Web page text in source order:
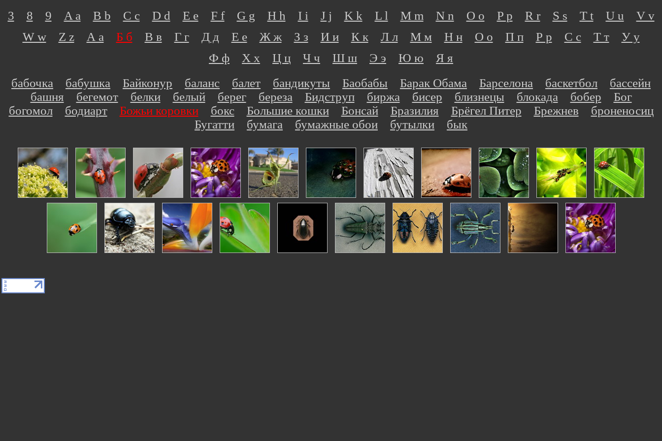
3 8 9 A a B b C c D d E e F f G g H h I i J j K k L l M m N n O o P p R r S s T t U u
V v
W w
Z z А а Б б В в Г г Д д Е е Ж ж З з И и К к Л л М м Н н О о П п Р р С с Т т
У у
Ф ф
Х х Ц ц Ч ч Ш ш Э э Ю ю
Я я
бабочка
бабушка Байконур баланс балет бандикуты Баобабы Барак Обама Барселона баскетбол
бассейн
башня
бегемот белки белый берег береза Бидструп биржа бисер близнецы блокада бобер
Бог
богомол
бодиарт Божьи коровки бокс Большие кошки Бонсай Бразилия Брёгел Питер Брежнев
броненосиц
Бугатти
бумага бумажные обои бутылки бык